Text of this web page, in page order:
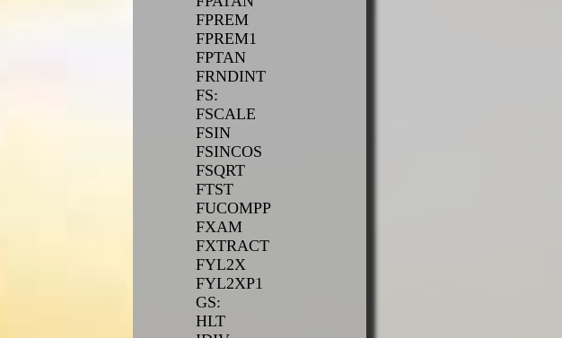
FPREM
FPREM1
FPTAN
FRNDINT
FS:
FSCALE
FSIN
FSINCOS
FSQRT
FTST
FUCOMPP
FXAM
FXTRACT
FYL2X
FYL2XP1
GS:
HLT